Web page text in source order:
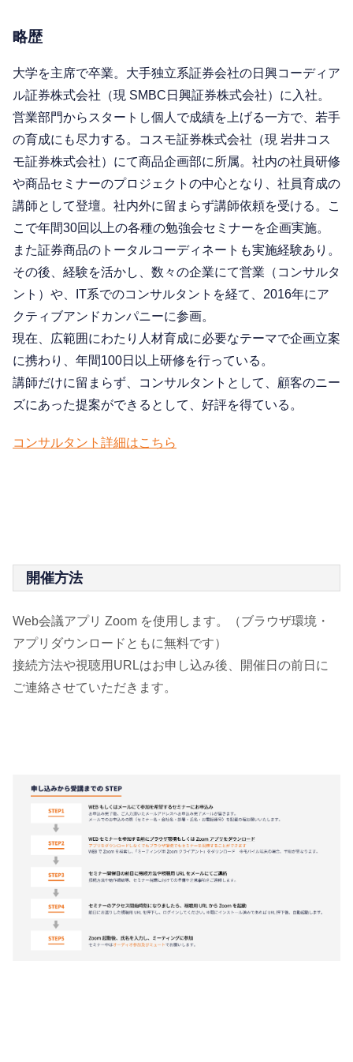
略歴
大学を主席で卒業。大手独立系証券会社の日興コーディア
ル証券株式会社（現 SMBC日興証券株式会社）に入社。
営業部門からスタートし個人で成績を上げる一方で、若手
の育成にも尽力する。コスモ証券株式会社（現 岩井コス
モ証券株式会社）にて商品企画部に所属。社内の社員研修
や商品セミナーのプロジェクトの中心となり、社員育成の
講師として登壇。社内外に留まらず講師依頼を受ける。こ
こで年間30回以上の各種の勉強会セミナーを企画実施。
また証券商品のトータルコーディネートも実施経験あり。
その後、経験を活かし、数々の企業にて営業（コンサルタ
ント）や、IT系でのコンサルタントを経て、2016年にア
クティブアンドカンパニーに参画。
現在、広範囲にわたり人材育成に必要なテーマで企画立案
に携わり、年間100日以上研修を行っている。
講師だけに留まらず、コンサルタントとして、顧客のニー
ズにあった提案ができるとして、好評を得ている。
コンサルタント詳細はこちら
開催方法
Web会議アプリ Zoom を使用します。（ブラウザ環境・
アプリダウンロードともに無料です）
接続方法や視聴用URLはお申し込み後、開催日の前日に
ご連絡させていただきます。